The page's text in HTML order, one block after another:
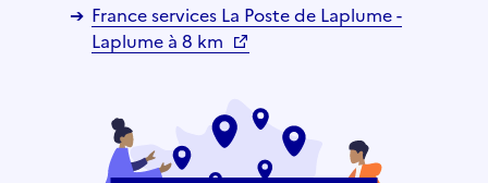
France services La Poste de Laplume -
Laplume à 8 km